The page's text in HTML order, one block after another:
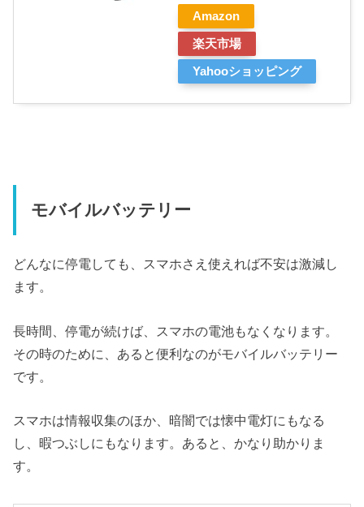
Amazon
楽天市場
Yahooショッピング
モバイルバッテリー
どんなに停電しても、スマホさえ使えれば不安は激減し
ます。
長時間、停電が続けば、スマホの電池もなくなります。
その時のために、あると便利なのがモバイルバッテリー
です。
スマホは情報収集のほか、暗闇では懐中電灯にもなる
し、暇つぶしにもなります。あると、かなり助かりま
す。